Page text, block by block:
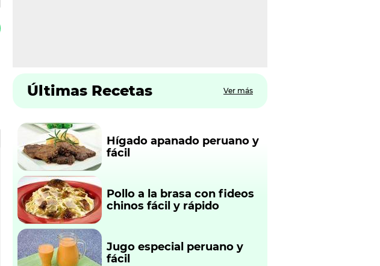
Últimas Recetas Ver más
Hígado apanado peruano y
fácil
Pollo a la brasa con fideos
chinos fácil y rápido
Jugo especial peruano y
fácil